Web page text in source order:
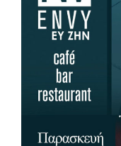
Flamenca
de
dos
días
en
Ittar